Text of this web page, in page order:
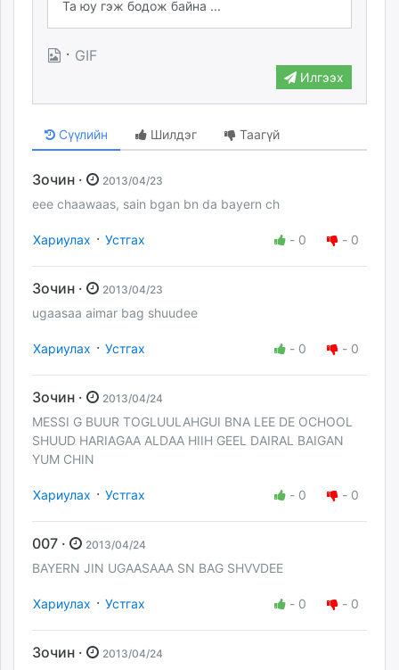
· GIF
Илгээх
Сүүлийн Шилдэг Таагүй
Зочин · 2013/04/23
eee chaawaas, sain bgan bn da bayern ch
Хариулах · Устгах - 0 - 0
Зочин · 2013/04/23
ugaasaa aimar bag shuudee
Хариулах · Устгах - 0 - 0
Зочин · 2013/04/24
MESSI G BUUR TOGLUULAHGUI BNA LEE DE OCHOOL
SHUUD HARIAGAA ALDAA HIIH GEEL DAIRAL BAIGAN
YUM CHIN
Хариулах · Устгах - 0 - 0
007 · 2013/04/24
BAYERN JIN UGAASAAA SN BAG SHVVDEE
Хариулах · Устгах - 0 - 0
Зочин · 2013/04/24